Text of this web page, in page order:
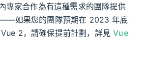
專家合作為有這種需求的團隊提供
如果您的團隊預期在 2023 年底
2，請確保提前計劃，詳見Vue